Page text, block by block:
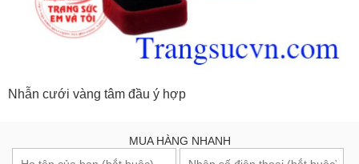
Nhẫn cưới vàng tâm đầu ý hợp
MUA HÀNG NHANH